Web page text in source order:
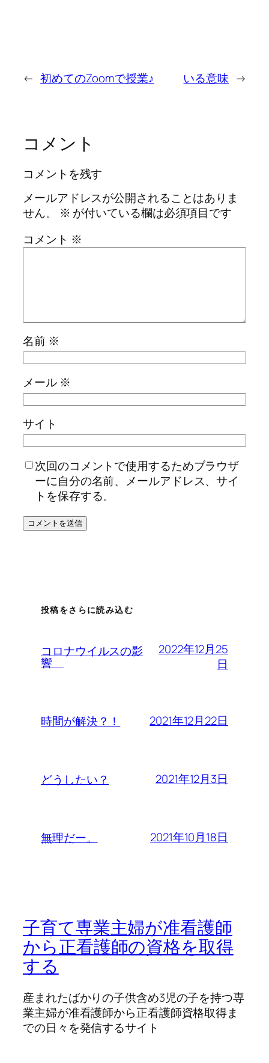
← 初めてのZoomで授業♪ いる意味 →
コメント
コメントを残す
メールアドレスが公開されることはありま
せん。
※ が付いている欄は必須項目です
コメント ※
名前 ※
メール ※
サイト
次回のコメントで使用するためブラウザ
ーに自分の名前、メールアドレス、サイ
トを保存する。
投稿をさらに読み込む
コロナウイルスの影
響
2022年12月25
日
時間が解決？！ 2021年12月22日
どうしたい？ 2021年12月3日
無理だー。 2021年10月18日
子育て専業主婦が准看護師
から正看護師の資格を取得
する
産まれたばかりの子供含め3児の子を持つ専
業主婦が准看護師から正看護師資格取得ま
での日々を発信するサイト